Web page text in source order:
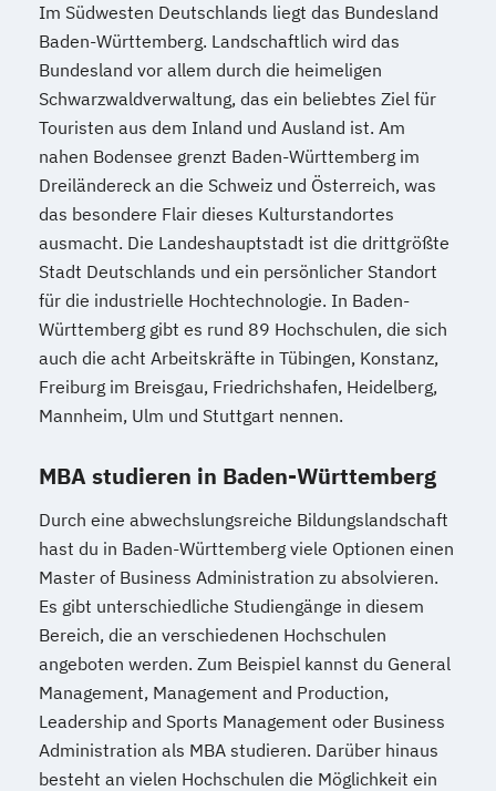
Im Südwesten Deutschlands liegt das Bundesland
Baden-Württemberg. Landschaftlich wird das
Bundesland vor allem durch die heimeligen
Schwarzwaldverwaltung, das ein beliebtes Ziel für
Touristen aus dem Inland und Ausland ist. Am
nahen Bodensee grenzt Baden-Württemberg im
Dreiländereck an die Schweiz und Österreich, was
das besondere Flair dieses Kulturstandortes
ausmacht. Die Landeshauptstadt ist die drittgrößte
Stadt Deutschlands und ein persönlicher Standort
für die industrielle Hochtechnologie. In Baden-
Württemberg gibt es rund 89 Hochschulen, die sich
auch die acht Arbeitskräfte in Tübingen, Konstanz,
Freiburg im Breisgau, Friedrichshafen, Heidelberg,
Mannheim, Ulm und Stuttgart nennen.
MBA studieren in Baden-Württemberg
Durch eine abwechslungsreiche Bildungslandschaft
hast du in Baden-Württemberg viele Optionen einen
Master of Business Administration zu absolvieren.
Es gibt unterschiedliche Studiengänge in diesem
Bereich, die an verschiedenen Hochschulen
angeboten werden. Zum Beispiel kannst du General
Management, Management and Production,
Leadership and Sports Management oder Business
Administration als MBA studieren. Darüber hinaus
besteht an vielen Hochschulen die Möglichkeit ein